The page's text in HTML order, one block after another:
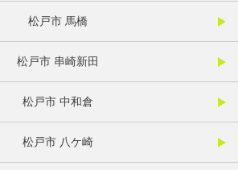
松戸市 馬橋
松戸市 串崎新田
松戸市 中和倉
松戸市 八ケ崎